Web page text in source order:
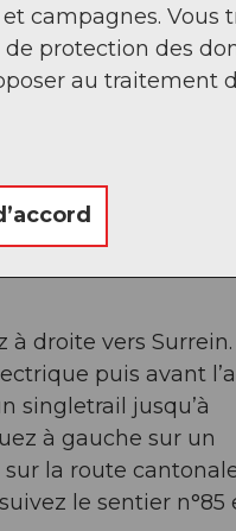
à droite vers Surrein.
puis avant
singletrail jusqu’à
à gauche sur un
la route
le sentier n°85
campagnes. Vous
protection des
au traitement